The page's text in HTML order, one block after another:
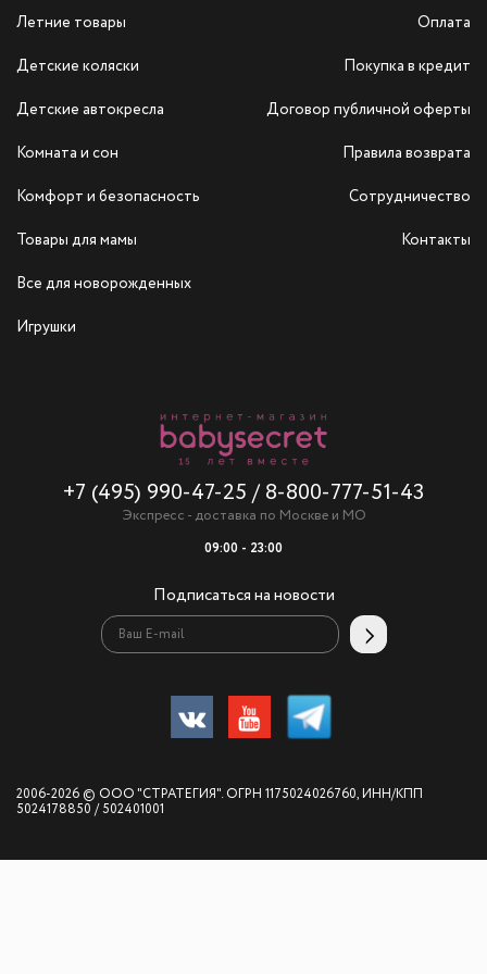
Летние товары
Детские коляски
Детские автокресла
Комната и сон
Комфорт и безопасность
Товары для мамы
Все для новорожденных
Игрушки
+7 (495) 990-47-25 / 8-800-777-51-43
Экспресс - доставка по Москве и МО
09:00 - 23:00
Подписаться на новости
Оплата
Покупка в кредит
Договор публичной оферты
Правила возврата
Сотрудничество
Контакты
2006-2026 © ООО "СТРАТЕГИЯ". ОГРН 1175024026760, ИНН/КПП
5024178850 / 502401001